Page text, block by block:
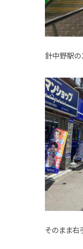
針中野駅の
そのまま右